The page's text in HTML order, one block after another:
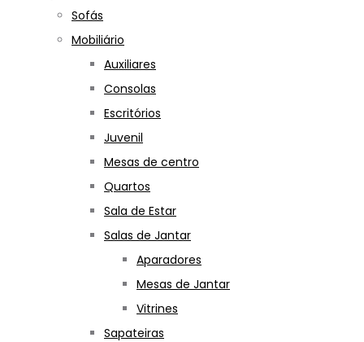
Sofás
Mobiliário
Auxiliares
Consolas
Escritórios
Juvenil
Mesas de centro
Quartos
Sala de Estar
Salas de Jantar
Aparadores
Mesas de Jantar
Vitrines
Sapateiras